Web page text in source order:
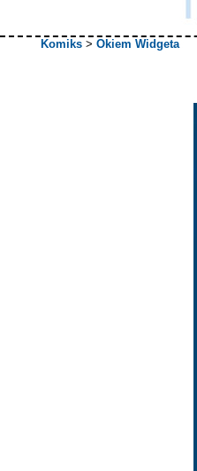
Komiks> Okiem Widgeta